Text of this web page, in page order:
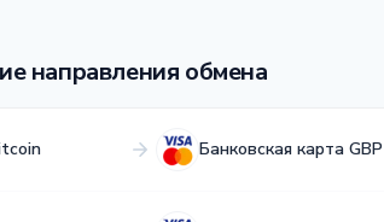
направления обмена
Банковская карта GBP